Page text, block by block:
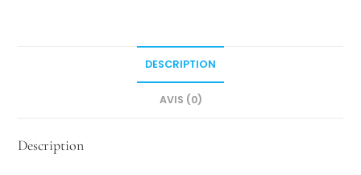
DESCRIPTION
AVIS (0)
Description